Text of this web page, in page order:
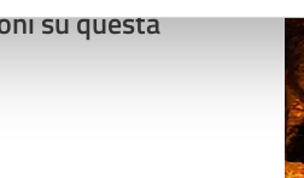
su questa